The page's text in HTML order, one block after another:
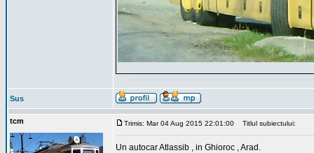
Sus
tcm Trimis: Mar 04 Aug 2015 22:01:00 Titlul subiectului:
Un autocar Atlassib , in Ghioroc , Arad.